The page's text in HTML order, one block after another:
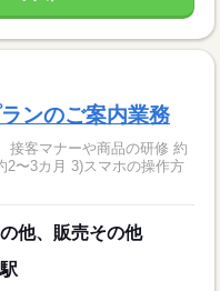
ンのご案内業務
接客マナーや商品の研修 約
2〜3カ月 3)スマホの操作方
他、販売その他